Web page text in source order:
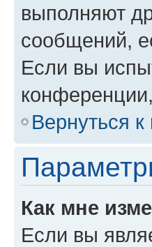
выполняют
сообщений,
Если вы
Вернуться к
Как мне
Если вы